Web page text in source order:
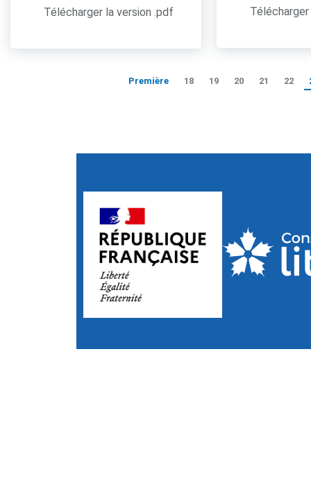
Télécharger la version .pdf
Première 18 19 20 21 22